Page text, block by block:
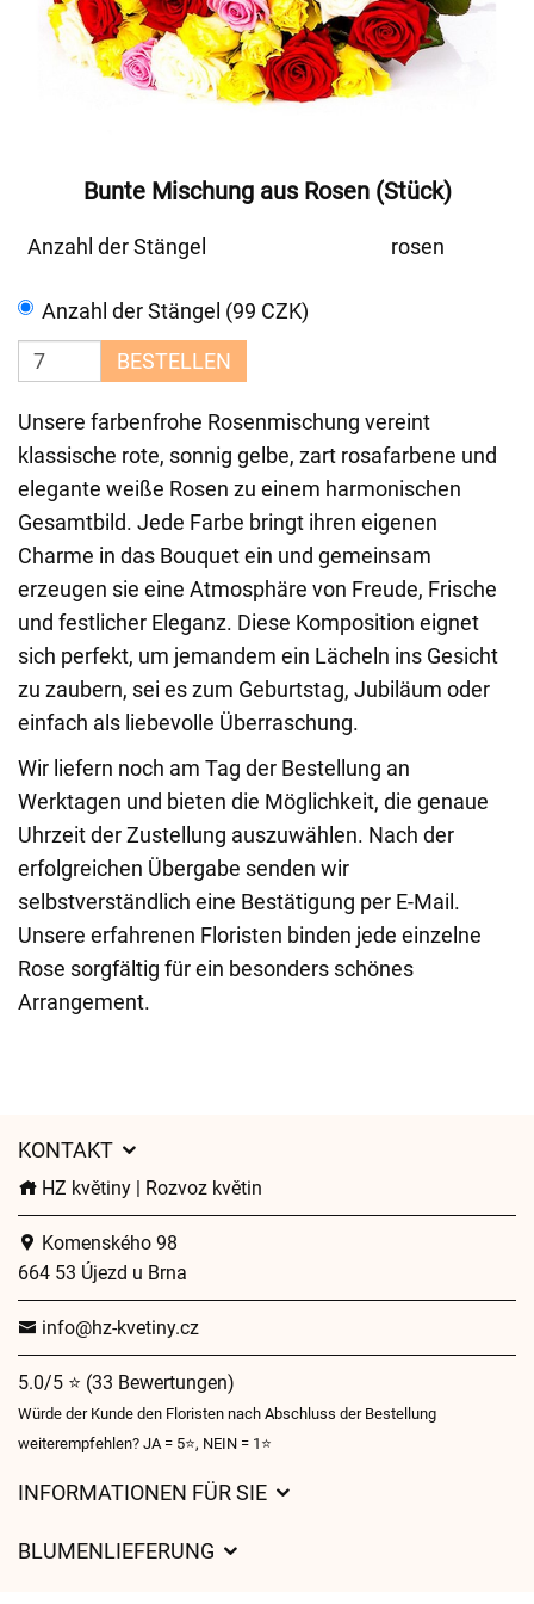
Bunte Mischung aus Rosen (Stück)
Anzahl der Stängel rosen
Anzahl der Stängel (99 CZK)
BESTELLEN
Unsere farbenfrohe Rosenmischung vereint
klassische rote, sonnig gelbe, zart rosafarbene und
elegante weiße Rosen zu einem harmonischen
Gesamtbild. Jede Farbe bringt ihren eigenen
Charme in das Bouquet ein und gemeinsam
erzeugen sie eine Atmosphäre von Freude, Frische
und festlicher Eleganz. Diese Komposition eignet
sich perfekt, um jemandem ein Lächeln ins Gesicht
zu zaubern, sei es zum Geburtstag, Jubiläum oder
einfach als liebevolle Überraschung.
Wir liefern noch am Tag der Bestellung an
Werktagen und bieten die Möglichkeit, die genaue
Uhrzeit der Zustellung auszuwählen. Nach der
erfolgreichen Übergabe senden wir
selbstverständlich eine Bestätigung per E-Mail.
Unsere erfahrenen Floristen binden jede einzelne
Rose sorgfältig für ein besonders schönes
Arrangement.
KONTAKT
HZ květiny | Rozvoz květin
Komenského 98
664 53 Újezd u Brna
info@hz-kvetiny.cz
5.0/5 ⭐ (33 Bewertungen)
Würde der Kunde den Floristen nach Abschluss der Bestellung
weiterempfehlen? JA = 5⭐, NEIN = 1⭐
INFORMATIONEN FÜR SIE
BLUMENLIEFERUNG